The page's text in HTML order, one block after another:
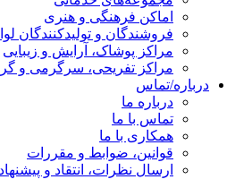
اماکن فرهنگی و هنری
فروشندگان و تولیدکنندگان
مراکز پوشاک، آرایش و زیبایی
مراکز تفریحی، سرگرمی و
درباره/تماس
درباره ما
تماس با ما
همکاری با ما
قوانین، ضوابط و مقررات
ارسال نظرات، انتقاد و پیشنهاد